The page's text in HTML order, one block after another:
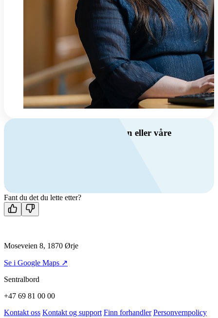
Har du spørsmål om ventilasjon eller våre
Kontakt oss
Fant du det du lette etter?
Moseveien 8, 1870 Ørje
Se i Google Maps ↗
Sentralbord
+47 69 81 00 00
Kontakt oss Kontakt og support Finn forhandler Personvernpolicy